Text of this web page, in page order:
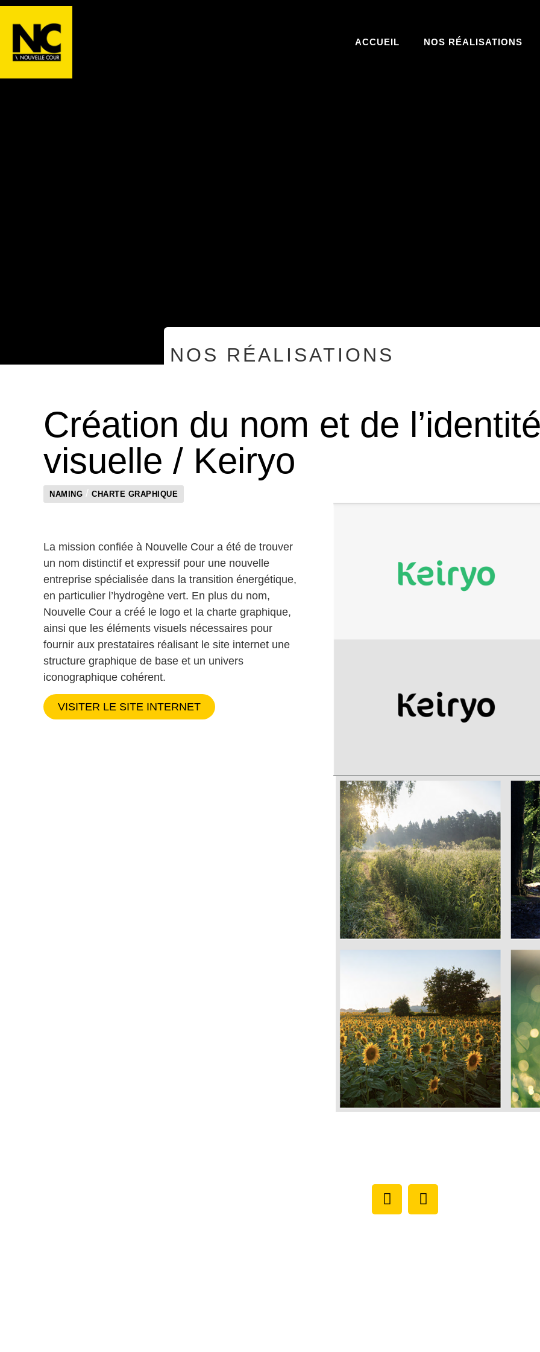
ACCUEIL NOS RÉALISATIONS
NOS RÉALISATIONS
Création du nom et de
visuelle / Keiryo
NAMING / CHARTE GRAPHIQUE
La mission confiée à Nouvelle Cour a été de trouver
un nom distinctif et expressif pour une nouvelle
entreprise spécialisée dans la transition énergétique,
en particulier l’hydrogène vert. En plus du nom,
Nouvelle Cour a créé le logo et la charte graphique,
ainsi que les éléments visuels nécessaires pour
fournir aux prestataires réalisant le site internet une
structure graphique de base et un univers
iconographique cohérent.
VISITER LE SITE INTERNET